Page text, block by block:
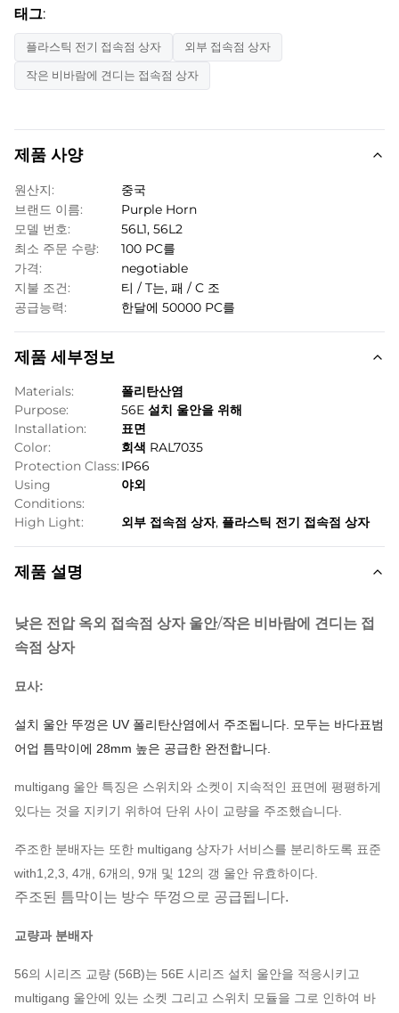
태그:
플라스틱 전기 접속점 상자
외부 접속점 상자
작은 비바람에 견디는 접속점 상자
제품 사양
원산지:
중국
브랜드 이름:
Purple Horn
모델 번호:
56L1, 56L2
최소 주문 수량:
100 PC를
가격:
negotiable
지불 조건:
티 / T는, 패 / C 조
공급능력:
한달에 50000 PC를
제품 세부정보
Materials:
폴리탄산염
Purpose:
56E 설치 울안을 위해
Installation:
표면
Color:
회색 RAL7035
Protection Class: IP66
Using
Conditions:
야외
High Light: 외부 접속점 상자, 플라스틱 전기 접속점 상자
제품 설명
낮은 전압 옥외 접속점 상자 울안/작은 비바람에 견디는 접
속점 상자
묘사:
설치 울안 뚜껑은 UV 폴리탄산염에서 주조됩니다. 모두는 바다표범
어업 틈막이에 28mm 높은 공급한 완전합니다.
multigang 울안 특징은 스위치와 소켓이 지속적인 표면에 평평하게
있다는 것을 지키기 위하여 단위 사이 교량을 주조했습니다.
주조한 분배자는 또한 multigang 상자가 서비스를 분리하도록 표준
with1,2,3, 4개, 6개의, 9개 및 12의 갱 울안 유효하이다.
주조된 틈막이는 방수 뚜껑으로 공급됩니다.
교량과 분배자
56의 시리즈 교량 (56B)는 56E 시리즈 설치 울안을 적응시키고
multigang 울안에 있는 소켓 그리고 스위치 모듈을 그로 인하여 바